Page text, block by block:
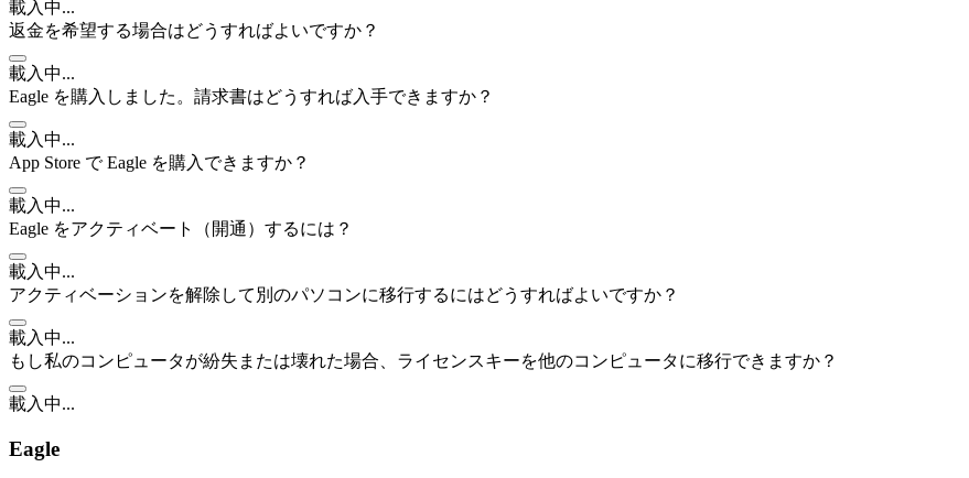
載入中...
返金を希望する場合はどうすればよいですか？
載入中...
Eagle を購入しました。請求書はどうすれば入手できますか？
載入中...
App Store で Eagle を購入できますか？
載入中...
Eagle をアクティベート（開通）するには？
載入中...
アクティベーションを解除して別のパソコンに移行するにはどうすればよいですか？
載入中...
もし私のコンピュータが紛失または壊れた場合、ライセンスキーを他のコンピュータに移行できますか？
載入中...
Eagle